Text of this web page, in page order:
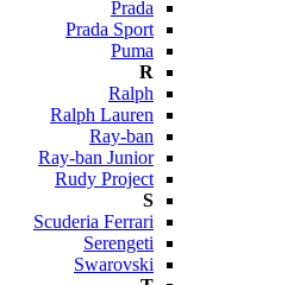
Prada
Prada Sport
Puma
R
Ralph
Ralph Lauren
Ray-ban
Ray-ban Junior
Rudy Project
S
Scuderia Ferrari
Serengeti
Swarovski